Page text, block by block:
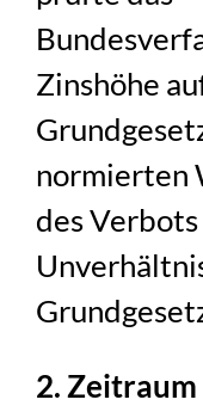
Zinshöhe
normierten
des
2.